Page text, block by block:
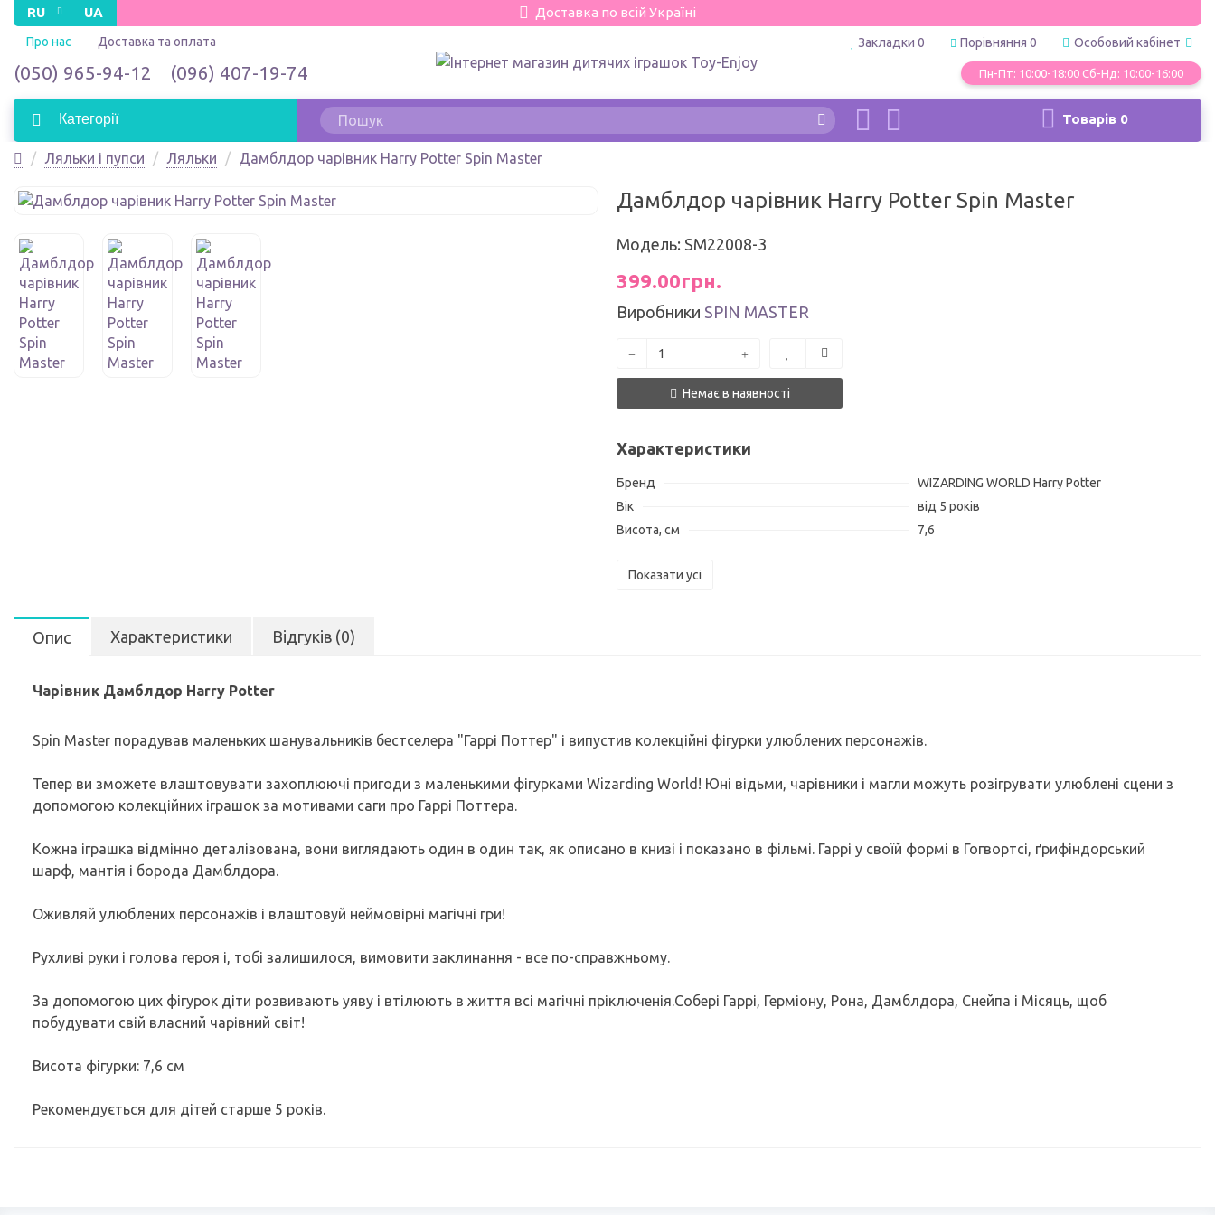
Доставка по всій Україні
RU UA
Про нас Доставка та оплата
(050) 965-94-12 (096) 407-19-74
Закладки 0 Порівняння 0 Особовий кабінет
Пн-Пт: 10:00-18:00 Сб-Нд: 10:00-16:00
Категорії Товарів 0
Ляльки і пупси Ляльки Дамблдор чарівник Harry Potter Spin Master
Дамблдор чарівник Harry Potter Spin Master
Модель: SM22008-3
399.00грн.
Виробники SPIN MASTER
Немає в наявності
Характеристики
Бренд
WIZARDING WORLD Harry Potter
Вік
від 5 років
Висота, см
7,6
Показати усі
Опис Характеристики Відгуків (0)
Чарівник Дамблдор Harry Potter
Spin Master порадував маленьких шанувальників бестселера "Гаррі Поттер" і випустив колекційні фігурки улюблених персонажів.
Тепер ви зможете влаштовувати захоплюючі пригоди з маленькими фігурками Wizarding World! Юні відьми, чарівники і магли можуть розігрувати улюблені сцени з
допомогою колекційних іграшок за мотивами саги про Гаррі Поттера.
Кожна іграшка відмінно деталізована, вони виглядають один в один так, як описано в книзі і показано в фільмі. Гаррі у своїй формі в Гогвортсі, ґрифіндорський
шарф, мантія і борода Дамблдора.
Оживляй улюблених персонажів і влаштовуй неймовірні магічні гри!
Рухливі руки і голова героя і, тобі залишилося, вимовити заклинання - все по-справжньому.
За допомогою цих фігурок діти розвивають уяву і втілюють в життя всі магічні пріключенія.Собері Гаррі, Герміону, Рона, Дамблдора, Снейпа і Місяць, щоб
побудувати свій власний чарівний світ!
Висота фігурки: 7,6 см
Рекомендується для дітей старше 5 років.